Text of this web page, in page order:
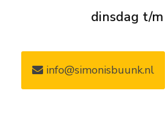
dinsdag t/
info@simonisbuunk.nl